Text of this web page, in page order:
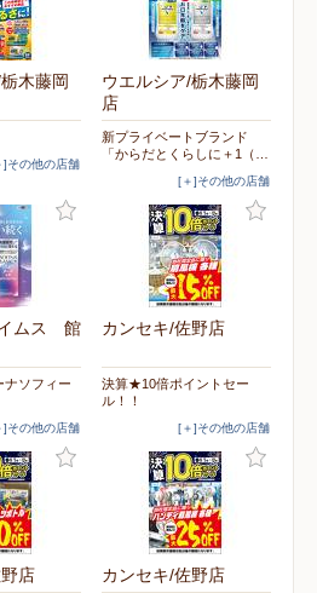
木藤岡
]その他の店舗
ウエルシア/栃木藤岡
店
新プライベートブランド
「からだとくらしに＋1（…
[＋]その他の店舗
イムス 館
ソフィー
]その他の店舗
カンセキ/佐野店
決算★10倍ポイントセー
ル！！
[＋]その他の店舗
店 カンセキ/佐野店